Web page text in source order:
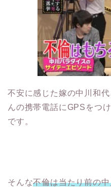
不安に感じた嫁の中川和
んの携帯電話にGPSをつ
です。
そんな不倫は当たり前の